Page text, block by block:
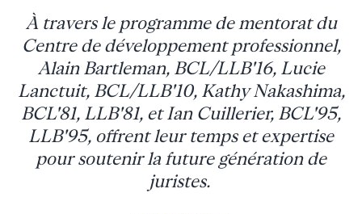
À travers le programme de mentorat du
Centre de développement professionnel,
Alain Bartleman, BCL/LLB'16, Lucie
Lanctuit, BCL/LLB'10, Kathy Nakashima,
BCL'81, LLB'81, et Ian Cuillerier, BCL'95,
LLB'95, offrent leur temps et expertise
pour soutenir la future génération de
juristes.